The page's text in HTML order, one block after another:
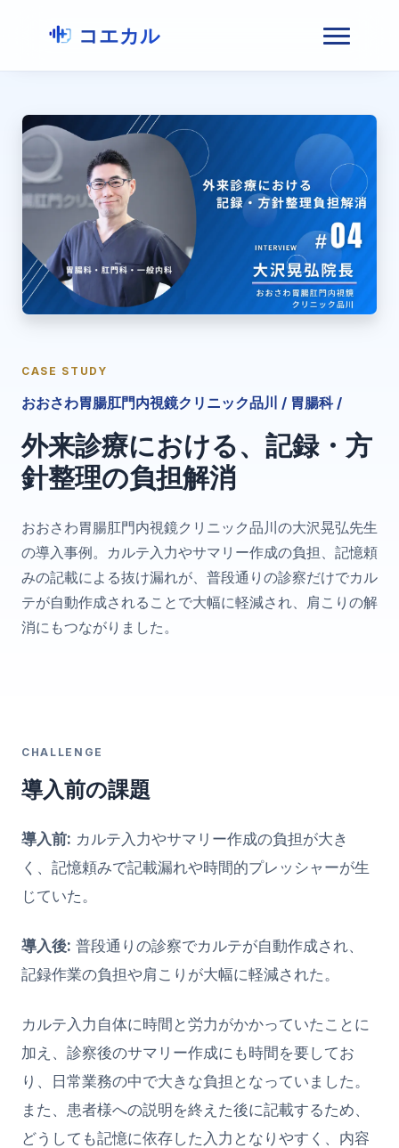
コエカル
CASE STUDY
おおさわ胃腸肛門内視鏡クリニック品川 / 胃腸科 /
外来診療における、記録・方
針整理の負担解消
おおさわ胃腸肛門内視鏡クリニック品川の大沢晃弘先生
の導入事例。カルテ入力やサマリー作成の負担、記憶頼
みの記載による抜け漏れが、普段通りの診察だけでカル
テが自動作成されることで大幅に軽減され、肩こりの解
消にもつながりました。
CHALLENGE
導入前の課題
導入前: カルテ入力やサマリー作成の負担が大き
く、記憶頼みで記載漏れや時間的プレッシャーが生
じていた。
導入後: 普段通りの診察でカルテが自動作成され、
記録作業の負担や肩こりが大幅に軽減された。
カルテ入力自体に時間と労力がかかっていたことに
加え、診察後のサマリー作成にも時間を要してお
り、日常業務の中で大きな負担となっていました。
また、患者様への説明を終えた後に記載するため、
どうしても記憶に依存した入力となりやすく、内容